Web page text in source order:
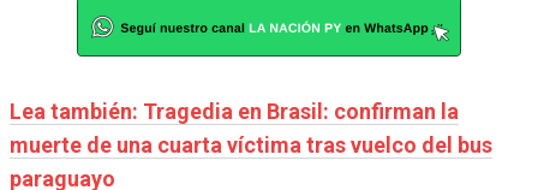
Lea también: Tragedia en Brasil: confirman la
muerte de una cuarta víctima tras vuelco del bus
paraguayo